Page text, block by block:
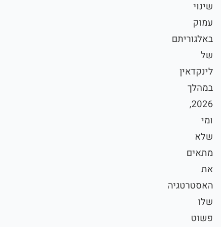
שינוי
עמוק
באלגוריתם
של
לינקדאין
במהלך
2026,
ומי
שלא
מתאים
את
האסטרטגיה
שלו
פשוט